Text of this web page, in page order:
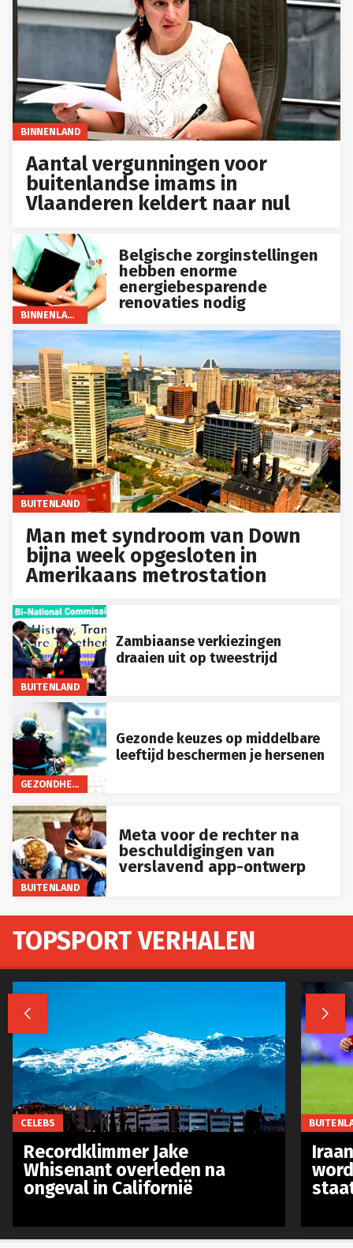
BINNENLAND
Aantal vergunningen voor
buitenlandse imams in
Vlaanderen keldert naar nul
BINNENLAND
Belgische zorginstellingen
hebben enorme
energiebesparende
renovaties nodig
BUITENLAND
Man met syndroom van Down
bijna week opgesloten in
Amerikaans metrostation
BUITENLAND
Zambiaanse verkiezingen
draaien uit op tweestrijd
GEZONDHEID
Gezonde keuzes op middelbare
leeftijd beschermen je hersenen
BUITENLAND
Meta voor de rechter na
beschuldigingen van
verslavend app-ontwerp
TOPSPORT VERHALEN
 
CELEBS
Recordklimmer Jake
Whisenant overleden na
ongeval in Californië